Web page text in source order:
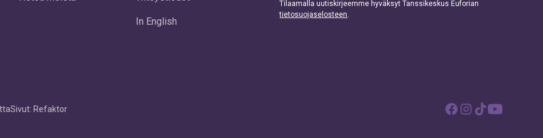
In English
Tilaamalla uutiskirjeemme hyväksyt Tanssikeskus Euforian
tietosuojaselosteen.
Sivut: Refaktor